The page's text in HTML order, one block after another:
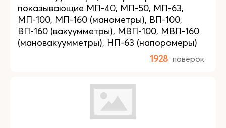
показывающие МП-40, МП-50, МП-63,
МП-100, МП-160 (манометры), ВП-100,
ВП-160 (вакуумметры), МВП-100, МВП-160
(мановакуумметры), НП-63 (напоромеры)
1928 поверок